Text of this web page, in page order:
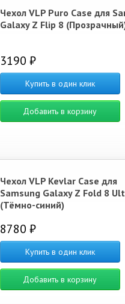
Чехол VLP Puro Case для
Galaxy Z Flip 8
3190 ₽
Купить в один клик
Добавить в корзину
Чехол VLP Kevlar Case для
Samsung Galaxy Z Fold 8
(Тёмно-синий)
8780 ₽
Купить в один клик
Добавить в корзину